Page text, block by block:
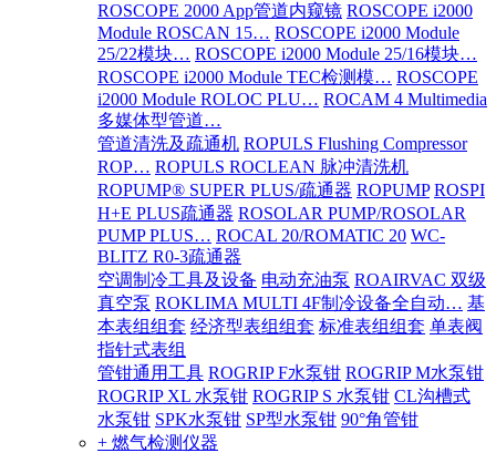
ROSCOPE 2000 App管道内窥镜 ROSCOPE i2000
Module ROSCAN 15… ROSCOPE i2000 Module
25/22模块… ROSCOPE i2000 Module 25/16模块…
ROSCOPE i2000 Module TEC检测模… ROSCOPE
i2000 Module ROLOC PLU… ROCAM 4 Multimedia
多媒体型管道…
管道清洗及疏通机 ROPULS Flushing Compressor
ROP… ROPULS ROCLEAN 脉冲清洗机
ROPUMP® SUPER PLUS/疏通器 ROPUMP ROSPI
H+E PLUS疏通器 ROSOLAR PUMP/ROSOLAR
PUMP PLUS… ROCAL 20/ROMATIC 20 WC-
BLITZ R0-3疏通器
空调制冷工具及设备 电动充油泵 ROAIRVAC 双级
真空泵 ROKLIMA MULTI 4F制冷设备全自动… 基
本表组组套 经济型表组组套 标准表组组套 单表阀
指针式表组
管钳通用工具 ROGRIP F水泵钳 ROGRIP M水泵钳
ROGRIP XL 水泵钳 ROGRIP S 水泵钳 CL沟槽式
水泵钳 SPK水泵钳 SP型水泵钳 90°角管钳
+ 燃气检测仪器